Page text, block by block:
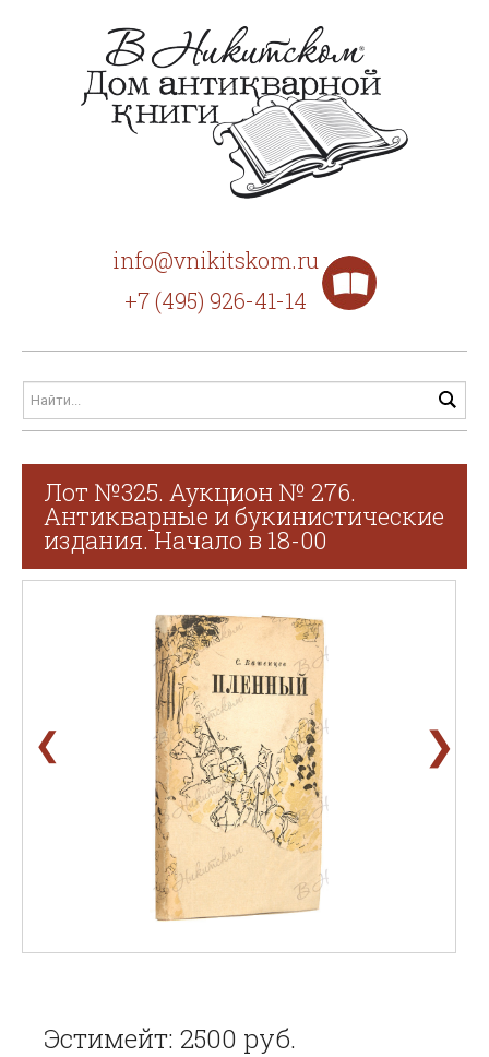
info@vnikitskom.ru
+7 (495) 926-41-14
Лот №325. Аукцион № 276.
Антикварные и букинистические
издания. Начало в 18-00
❮ ❯
Эстимейт: 2500 руб.